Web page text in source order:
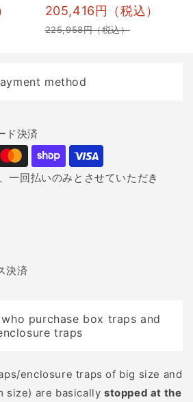
い
。
音が
めに
ィ
レイ
か
お
」
さ
なミ
し、
定さ
205,416円（税込）
225,958円（税込）
method
ド決済
一回払いのみとさせていただき
決済
purchase box traps and
traps
enclosure traps of big size and
size) are basicallystopped at the